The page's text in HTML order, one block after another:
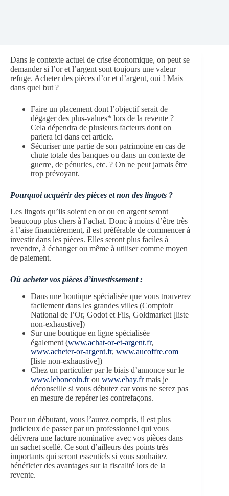
Dans le contexte actuel de crise économique, on peut se
demander si l’or et l’argent sont toujours une valeur
refuge. Acheter des pièces d’or et d’argent, oui ! Mais
dans quel but ?
Faire un placement dont l’objectif serait de
dégager des plus-values* lors de la revente ?
Cela dépendra de plusieurs facteurs dont on
parlera ici dans cet article.
Sécuriser une partie de son patrimoine en cas de
chute totale des banques ou dans un contexte de
guerre, de pénuries, etc. ? On ne peut jamais être
trop prévoyant.
Pourquoi acquérir des pièces et non des lingots ?
Les lingots qu’ils soient en or ou en argent seront
beaucoup plus chers à l’achat. Donc à moins d’être très
à l’aise financièrement, il est préférable de commencer à
investir dans les pièces. Elles seront plus faciles à
revendre, à échanger ou même à utiliser comme moyen
de paiement.
Où acheter vos pièces d’investissement :
Dans une boutique spécialisée que vous trouverez
facilement dans les grandes villes (Comptoir
National de l’Or, Godot et Fils, Goldmarket [liste
non-exhaustive])
Sur une boutique en ligne spécialisée
également (www.achat-or-et-argent.fr,
www.acheter-or-argent.fr, www.aucoffre.com
[liste non-exhaustive])
Chez un particulier par le biais d’annonce sur le
www.leboncoin.frou www.ebay.frmais je
déconseille si vous débutez car vous ne serez pas
en mesure de repérer les contrefaçons.
Pour un débutant, vous l’aurez compris, il est plus
judicieux de passer par un professionnel qui vous
délivrera une facture nominative avec vos pièces dans
un sachet scellé. Ce sont d’ailleurs des points très
importants qui seront essentiels si vous souhaitez
bénéficier des avantages sur la fiscalité lors de la
revente.